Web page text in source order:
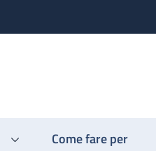
Come fare per